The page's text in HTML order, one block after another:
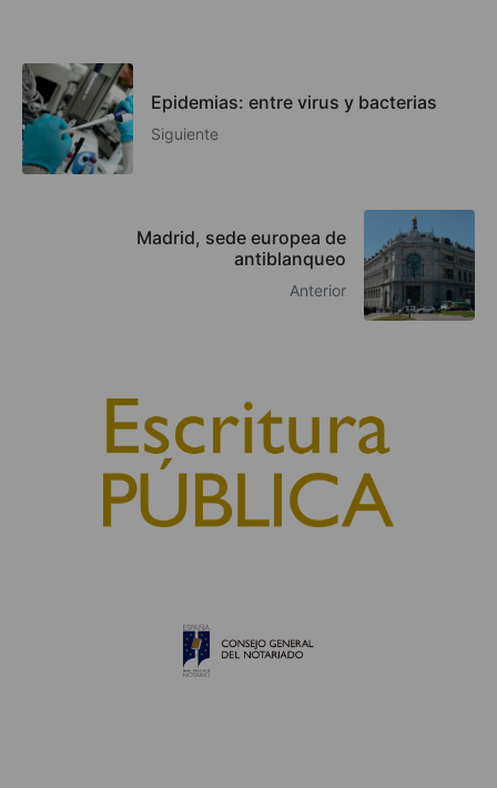
Epidemias: entre virus y bacterias
Siguiente
Madrid, sede europea de
antiblanqueo
Anterior